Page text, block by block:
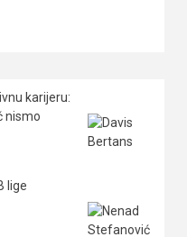
karijeru:
nismo
lige